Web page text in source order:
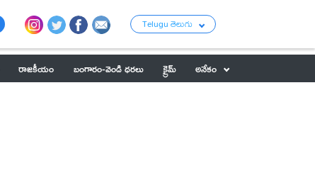
Telugu తెలుగు
రాజకీయం బంగారం-వెండి ధరలు క్రైమ్
అనేకం